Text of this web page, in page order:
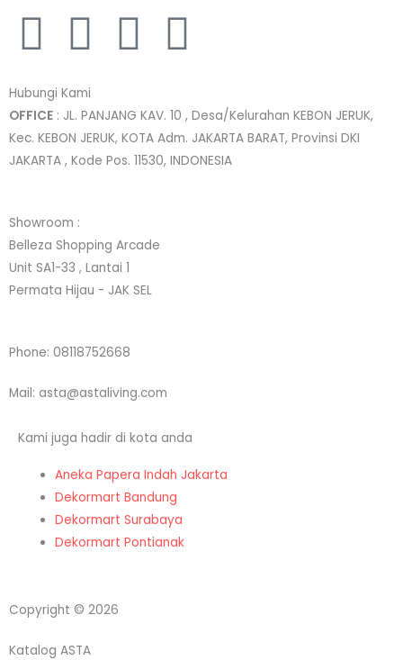
I
n
s
t
a
g
r
a
m
T
w
i
t
e
r
L
n
k
d
i
n
F
c
e
Hubungi Kami
OFFICE : JL. PANJANG KAV. 10 , Desa/Kelurahan KEBON JERUK,
Kec. KEBON JERUK, KOTA Adm. JAKARTA BARAT, Provinsi DKI
JAKARTA , Kode Pos. 11530, INDONESIA
Showroom :
Belleza Shopping Arcade
Unit SA1-33 , Lantai 1
Permata Hijau - JAK SEL
Phone: 08118752668
Mail: asta@astaliving.com
Kami juga hadir di kota anda
Aneka Papera Indah Jakarta
Dekormart Bandung
Dekormart Surabaya
Dekormart Pontianak
Copyright © 2026
Katalog ASTA